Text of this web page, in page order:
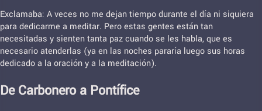
Exclamaba: A veces no me dejan tiempo durante el día ni siquiera
para dedicarme a meditar. Pero estas gentes están tan
necesitadas y sienten tanta paz cuando se les habla, que es
necesario atenderlas (ya en las noches pararía luego sus horas
dedicado a la oración y a la meditación).
De Carbonero a Pontífice